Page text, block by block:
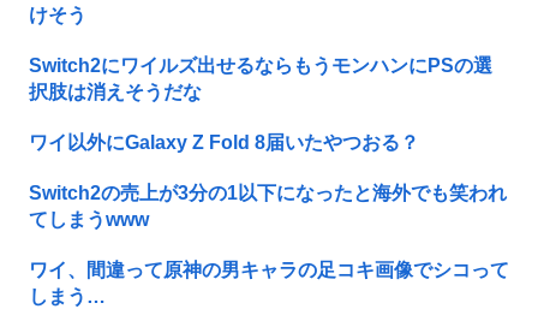
けそう
Switch2にワイルズ出せるならもうモンハンにPSの選
択肢は消えそうだな
ワイ以外にGalaxy Z Fold 8届いたやつおる？
Switch2の売上が3分の1以下になったと海外でも笑われ
てしまうwww
ワイ、間違って原神の男キャラの足コキ画像でシコって
しまう…